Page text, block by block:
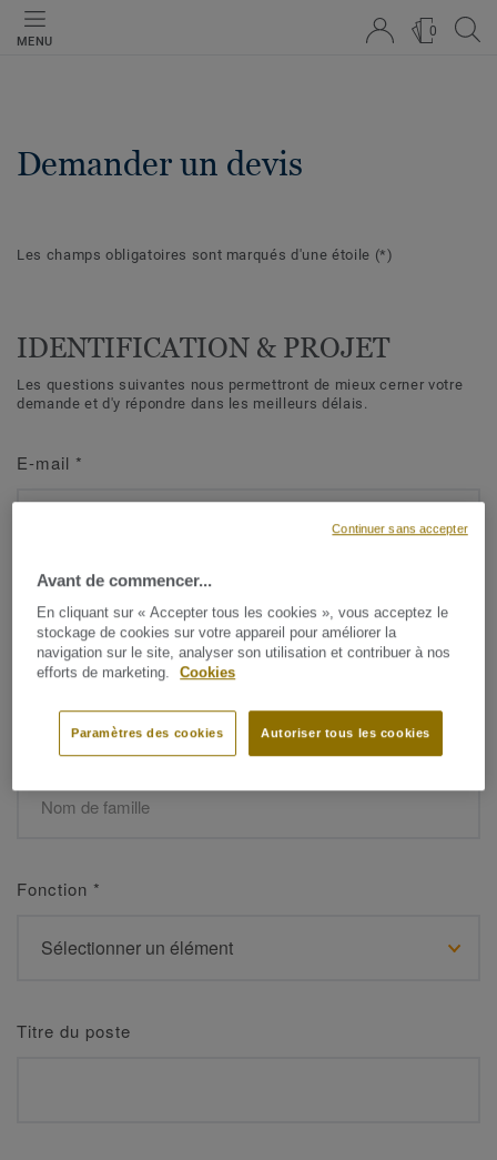
MENU
0
Demander un devis
Les champs obligatoires sont marqués d'une étoile (*)
IDENTIFICATION & PROJET
Les questions suivantes nous permettront de mieux cerner votre
demande et d'y répondre dans les meilleurs délais.
E-mail *
Prénom*
Fonction *
Titre du poste
Avant de commencer...
En cliquant sur « Accepter tous les cookies », vous acceptez le
stockage de cookies sur votre appareil pour améliorer la
navigation sur le site, analyser son utilisation et contribuer à nos
efforts de marketing.
Cookies
Autoriser tous les cookies
Paramètres des cookies
Continuer sans accepter